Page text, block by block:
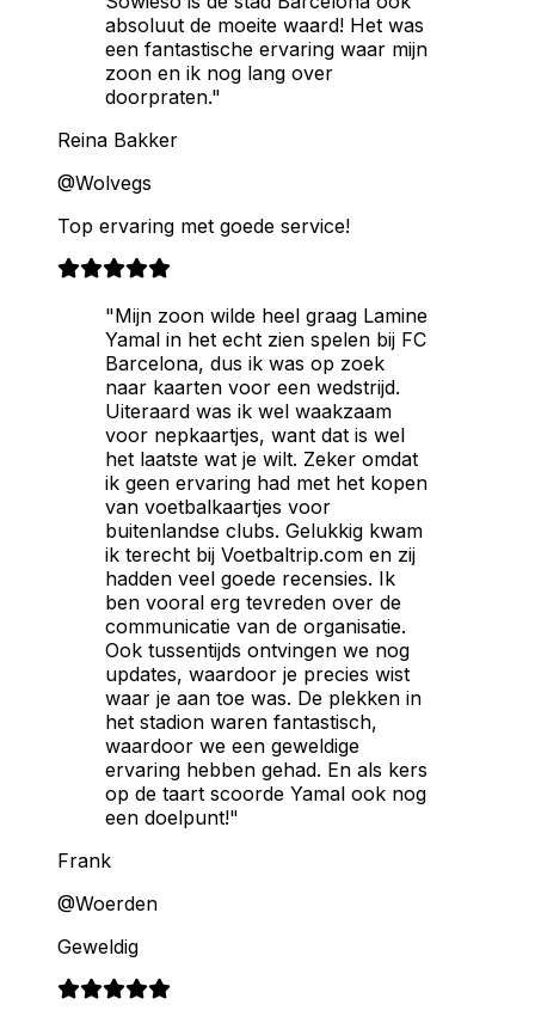
absoluut de moeite waard! Het was
een fantastische ervaring waar mijn
zoon en ik nog lang over
doorpraten."
Reina Bakker
@Wolvegs
Top ervaring met goede service!
"Mijn zoon wilde heel graag Lamine
Yamal in het echt zien spelen bij FC
Barcelona, dus ik was op zoek
naar kaarten voor een wedstrijd.
Uiteraard was ik wel waakzaam
voor nepkaartjes, want dat is wel
het laatste wat je wilt. Zeker omdat
ik geen ervaring had met het kopen
van voetbalkaartjes voor
buitenlandse clubs. Gelukkig kwam
ik terecht bij Voetbaltrip.com en zij
hadden veel goede recensies. Ik
ben vooral erg tevreden over de
communicatie van de organisatie.
Ook tussentijds ontvingen we nog
updates, waardoor je precies wist
waar je aan toe was. De plekken in
het stadion waren fantastisch,
waardoor we een geweldige
ervaring hebben gehad. En als kers
op de taart scoorde Yamal ook nog
een doelpunt!"
Frank
@Woerden
Geweldig